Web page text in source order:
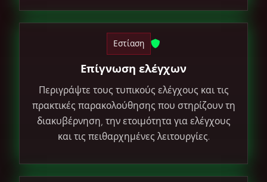
Εστίαση
Επίγνωση ελέγχων
Περιγράψτε τους τυπικούς ελέγχους και τις
πρακτικές παρακολούθησης που στηρίζουν τη
διακυβέρνηση, την ετοιμότητα για ελέγχους
και τις πειθαρχημένες λειτουργίες.